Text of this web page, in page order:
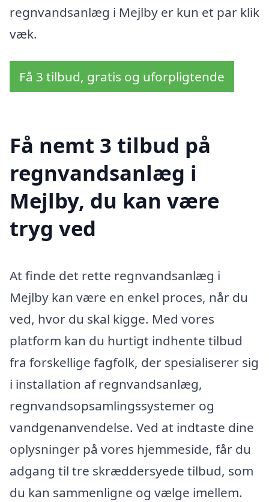
regnvandsanlæg i Mejlby er kun et par klik
væk.
Få 3 tilbud, gratis og uforpligtende
Få nemt 3 tilbud på
regnvandsanlæg i
Mejlby, du kan være
tryg ved
At finde det rette regnvandsanlæg i
Mejlby kan være en enkel proces, når du
ved, hvor du skal kigge. Med vores
platform kan du hurtigt indhente tilbud
fra forskellige fagfolk, der spesialiserer sig
i installation af regnvandsanlæg,
regnvandsopsamlingssystemer og
vandgenanvendelse. Ved at indtaste dine
oplysninger på vores hjemmeside, får du
adgang til tre skræddersyede tilbud, som
du kan sammenligne og vælge imellem.